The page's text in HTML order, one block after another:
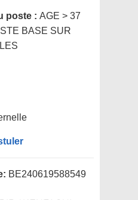
poste : AGE > 37
BASE SUR
BE240619588549